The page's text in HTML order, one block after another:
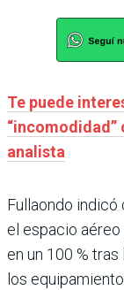
Te puede
analista
Fullaondo indicó
el espacio
en un 100 %
los